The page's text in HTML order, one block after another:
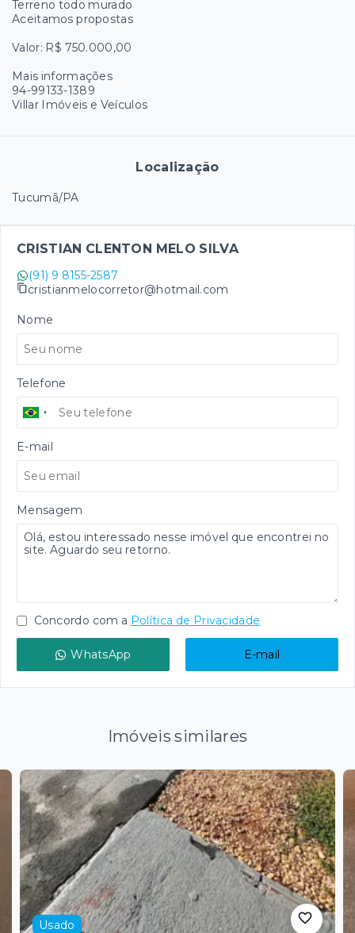
Terreno todo murado
Aceitamos propostas
Valor: R$ 750.000,00
Mais informações
94-99133-1389
Villar Imóveis e Veículos
Localização
Tucumã/PA
CRISTIAN CLENTON MELO SILVA
(91) 9 8155-2587
cristianmelocorretor@hotmail.com
Nome
Telefone
E-mail
Mensagem
Concordo com a Política de Privacidade
WhatsApp E-mail
Imóveis similares
Usado